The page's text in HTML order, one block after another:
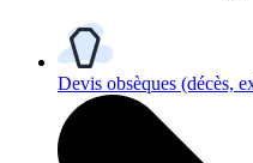
Devis obsèques (décès,